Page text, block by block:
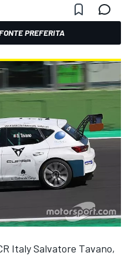
PREFERITA
Italy Salvatore Tavano,